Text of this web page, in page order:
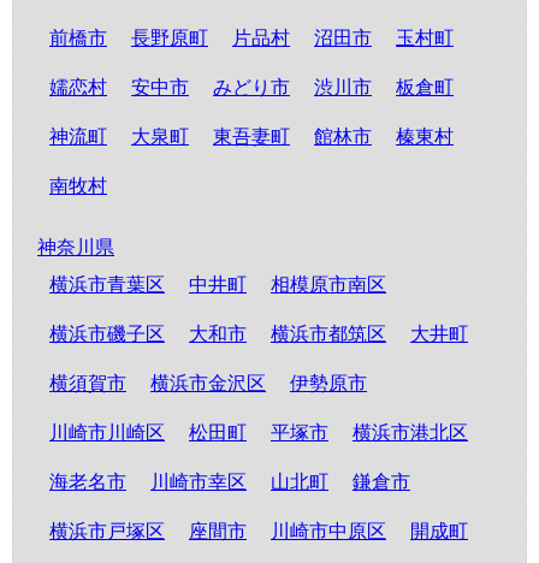
前橋市 長野原町 片品村 沼田市 玉村町
嬬恋村 安中市 みどり市 渋川市 板倉町
神流町 大泉町 東吾妻町 館林市 榛東村
南牧村
神奈川県
横浜市青葉区
中井町 相模原市南区
横浜市磯子区 大和市 横浜市都筑区 大井町
横須賀市 横浜市金沢区 伊勢原市
川崎市川崎区 松田町 平塚市 横浜市港北区
海老名市 川崎市幸区 山北町 鎌倉市
横浜市戸塚区 座間市 川崎市中原区 開成町